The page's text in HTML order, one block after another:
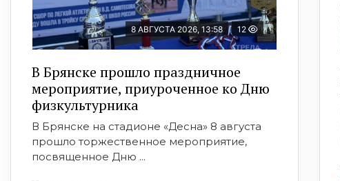
8 АВГУСТА 2026, 13:58 12
В Брянске прошло праздничное
мероприятие, приуроченное ко Дню
физкультурника
В Брянске на стадионе «Десна» 8 августа
прошло торжественное мероприятие,
посвященное Дню ...